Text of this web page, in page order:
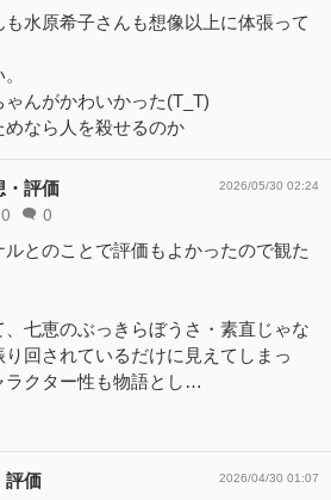
も水原希子さんも想像以上に体張って
んがかわいかった(T_T)
なら人を殺せるのか
・評価
0 0
2026/05/30 02:24
とのことで評価もよかったので観た
、七恵のぶっきらぼうさ・素直じゃな
回されているだけに見えてしまっ
ラクター性も物語とし…
評価 2026/04/30 01:07